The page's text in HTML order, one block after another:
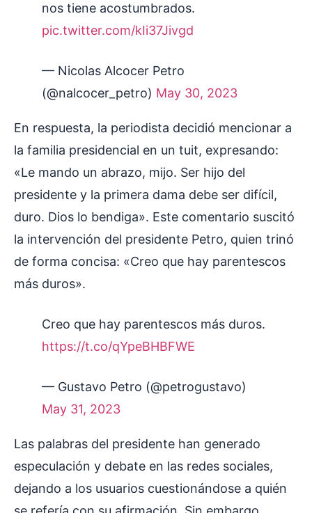
nos tiene acostumbrados.
pic.twitter.com/kIi37Jivgd
— Nicolas Alcocer Petro
(@nalcocer_petro) May 30, 2023
En respuesta, la periodista decidió mencionar a
la familia presidencial en un tuit, expresando:
«Le mando un abrazo, mijo. Ser hijo del
presidente y la primera dama debe ser difícil,
duro. Dios lo bendiga». Este comentario suscitó
la intervención del presidente Petro, quien trinó
de forma concisa: «Creo que hay parentescos
más duros».
Creo que hay parentescos más duros.
https://t.co/qYpeBHBFWE
— Gustavo Petro (@petrogustavo)
May 31, 2023
Las palabras del presidente han generado
especulación y debate en las redes sociales,
dejando a los usuarios cuestionándose a quién